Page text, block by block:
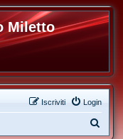
Miletto
Login
Iscriviti